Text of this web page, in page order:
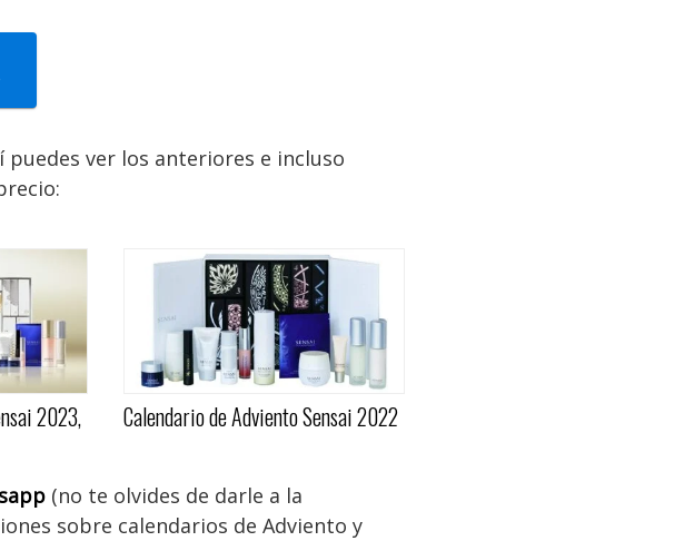
puedes ver los anteriores e incluso
2023,
Calendario de Adviento Sensai 2022
(no te olvides de darle a la
sobre calendarios de Adviento y